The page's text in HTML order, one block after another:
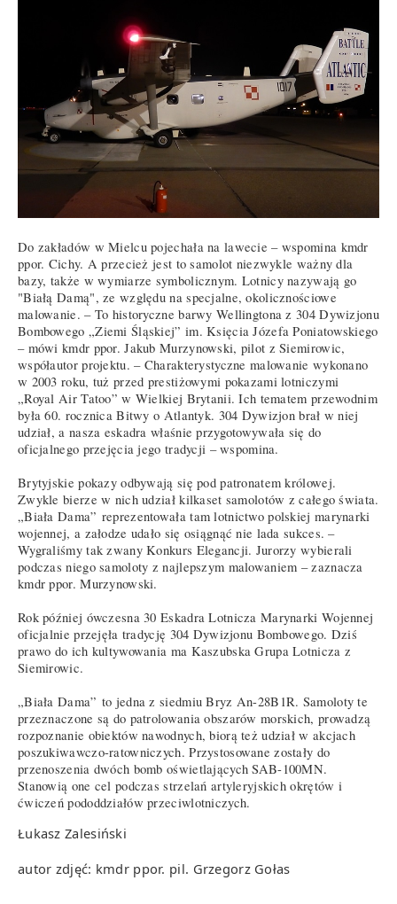
Do zakładów w Mielcu pojechała na lawecie – wspomina kmdr
ppor. Cichy. A przecież jest to samolot niezwykle ważny dla
bazy, także w wymiarze symbolicznym. Lotnicy nazywają go
"Białą Damą", ze względu na specjalne, okolicznościowe
malowanie. – To historyczne barwy Wellingtona z 304 Dywizjonu
Bombowego „Ziemi Śląskiej” im. Księcia Józefa Poniatowskiego
– mówi kmdr ppor. Jakub Murzynowski, pilot z Siemirowic,
współautor projektu. – Charakterystyczne malowanie wykonano
w 2003 roku, tuż przed prestiżowymi pokazami lotniczymi
„Royal Air Tatoo” w Wielkiej Brytanii. Ich tematem przewodnim
była 60. rocznica Bitwy o Atlantyk. 304 Dywizjon brał w niej
udział, a nasza eskadra właśnie przygotowywała się do
oficjalnego przejęcia jego tradycji – wspomina.
Brytyjskie pokazy odbywają się pod patronatem królowej.
Zwykle bierze w nich udział kilkaset samolotów z całego świata.
„Biała Dama” reprezentowała tam lotnictwo polskiej marynarki
wojennej, a załodze udało się osiągnąć nie lada sukces. –
Wygraliśmy tak zwany Konkurs Elegancji. Jurorzy wybierali
podczas niego samoloty z najlepszym malowaniem – zaznacza
kmdr ppor. Murzynowski.
Rok później ówczesna 30 Eskadra Lotnicza Marynarki Wojennej
oficjalnie przejęła tradycję 304 Dywizjonu Bombowego. Dziś
prawo do ich kultywowania ma Kaszubska Grupa Lotnicza z
Siemirowic.
„Biała Dama” to jedna z siedmiu Bryz An-28B1R. Samoloty te
przeznaczone są do patrolowania obszarów morskich, prowadzą
rozpoznanie obiektów nawodnych, biorą też udział w akcjach
poszukiwawczo-ratowniczych. Przystosowane zostały do
przenoszenia dwóch bomb oświetlających SAB-100MN.
Stanowią one cel podczas strzelań artyleryjskich okrętów i
ćwiczeń pododdziałów przeciwlotniczych.
Łukasz Zalesiński
autor zdjęć: kmdr ppor. pil. Grzegorz Gołas